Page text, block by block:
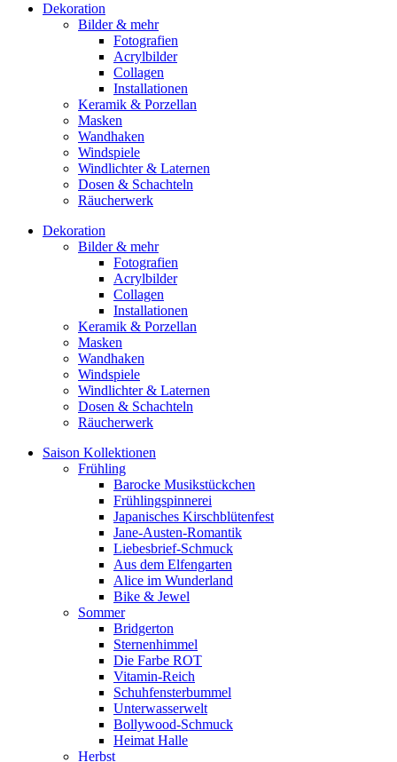
Dekoration
Bilder & mehr
Fotografien
Acrylbilder
Collagen
Installationen
Keramik & Porzellan
Masken
Wandhaken
Windspiele
Windlichter & Laternen
Dosen & Schachteln
Räucherwerk
Dekoration
Bilder & mehr
Fotografien
Acrylbilder
Collagen
Installationen
Keramik & Porzellan
Masken
Wandhaken
Windspiele
Windlichter & Laternen
Dosen & Schachteln
Räucherwerk
Saison Kollektionen
Frühling
Barocke Musikstückchen
Frühlingspinnerei
Japanisches Kirschblütenfest
Jane-Austen-Romantik
Liebesbrief-Schmuck
Aus dem Elfengarten
Alice im Wunderland
Bike & Jewel
Sommer
Bridgerton
Sternenhimmel
Die Farbe ROT
Vitamin-Reich
Schuhfensterbummel
Unterwasserwelt
Bollywood-Schmuck
Heimat Halle
Herbst